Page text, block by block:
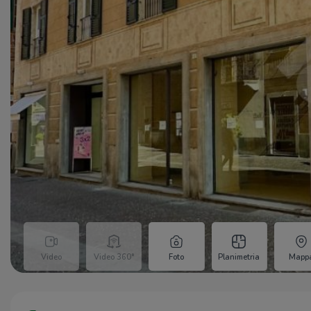
Video Video 360° Foto Planimetria